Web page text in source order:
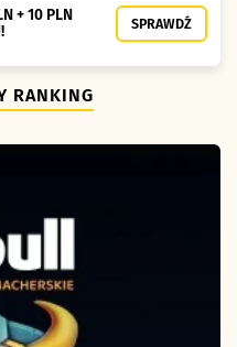
+ 10 PLN
SPRAWDŹ
RANKING